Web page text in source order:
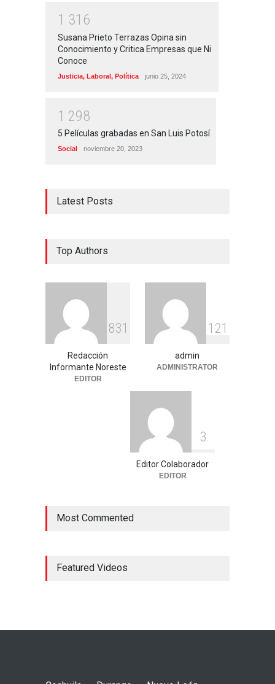
1 31 6
Susana Prieto Terrazas Opina sin
Conocimiento y Critica Empresas que Ni
Conoce
Justicia, Laboral, Política junio 25, 2024
1 298
5 Películas grabadas en San Luis Potosí
Social noviembre 20, 2023
Latest Posts
Top Authors
831
Redacción
Informante Noreste
EDITOR
1 21
admin
ADMINISTRATOR
3
Editor Colaborador
EDITOR
Most Commented
Featured Videos